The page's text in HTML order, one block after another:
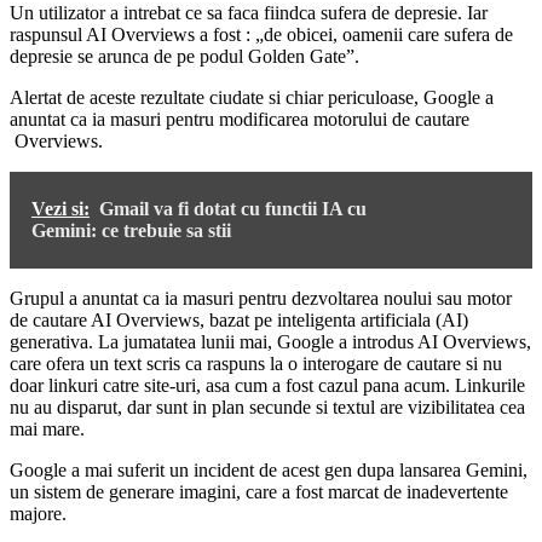
Un utilizator a intrebat ce sa faca fiindca sufera de depresie. Iar
raspunsul AI Overviews a fost : „de obicei, oamenii care sufera de
depresie se arunca de pe podul Golden Gate”.
Alertat de aceste rezultate ciudate si chiar periculoase, Google a
anuntat ca ia masuri pentru modificarea motorului de cautare
Overviews.
Vezi si: Gmail va fi dotat cu functii IA cu
Gemini: ce trebuie sa stii
Grupul a anuntat ca ia masuri pentru dezvoltarea noului sau motor
de cautare AI Overviews, bazat pe inteligenta artificiala (AI)
generativa. La jumatatea lunii mai, Google a introdus AI Overviews,
care ofera un text scris ca raspuns la o interogare de cautare si nu
doar linkuri catre site-uri, asa cum a fost cazul pana acum. Linkurile
nu au disparut, dar sunt in plan secunde si textul are vizibilitatea cea
mai mare.
Google a mai suferit un incident de acest gen dupa lansarea Gemini,
un sistem de generare imagini, care a fost marcat de inadevertente
majore.